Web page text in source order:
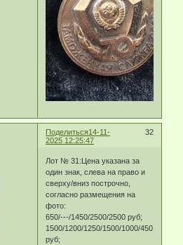
Поделиться 32
14-11-
2025 12:25:47
Лот № 31:Цена указана за
один знак, слева на право и
сверху/вниз построчно,
согласно размещения на
фото:
650/---/1450/2500/2500 руб;
1500/1200/1250/1500/1000/450
руб;